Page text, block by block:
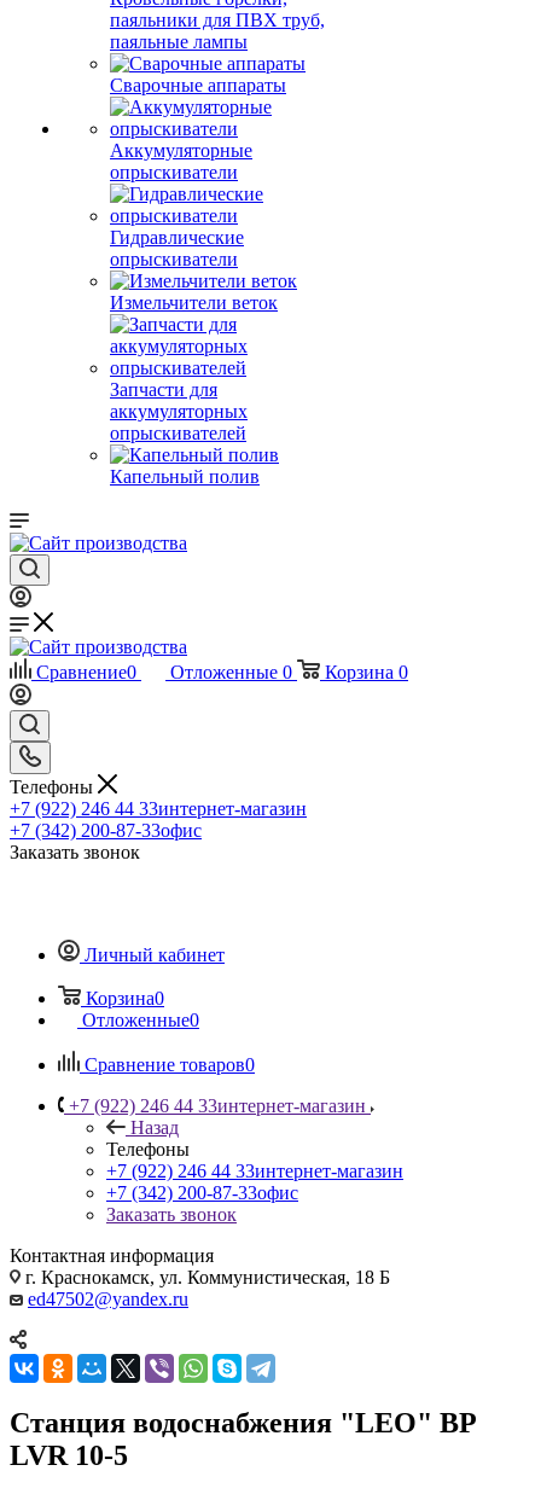
паяльники для ПВХ труб,
паяльные лампы
Сварочные аппараты
Аккумуляторные
опрыскиватели
Гидравлические
опрыскиватели
Измельчители веток
Запчасти для
аккумуляторных
опрыскивателей
Капельный полив
Сравнение0 Отложенные 0 Корзина 0
Телефоны
+7 (922) 246 44 33интернет-магазин
+7 (342) 200-87-33офис
Заказать звонок
Личный кабинет
Корзина0
Отложенные0
Сравнение товаров0
+7 (922) 246 44 33интернет-магазин
Назад
Телефоны
+7 (922) 246 44 33интернет-магазин
+7 (342) 200-87-33офис
Заказать звонок
Контактная информация
г. Краснокамск, ул. Коммунистическая, 18 Б
ed47502@yandex.ru
Станция водоснабжения "LEO" BP
LVR 10-5